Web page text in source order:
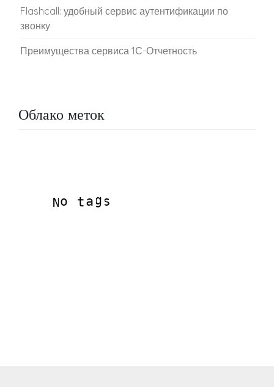
Flashcall: удобный сервис аутентификации по
звонку
Преимущества сервиса 1С-Отчетность
Облако меток